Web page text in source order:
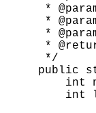
* @
* @
* @
*
*/
public
int
int